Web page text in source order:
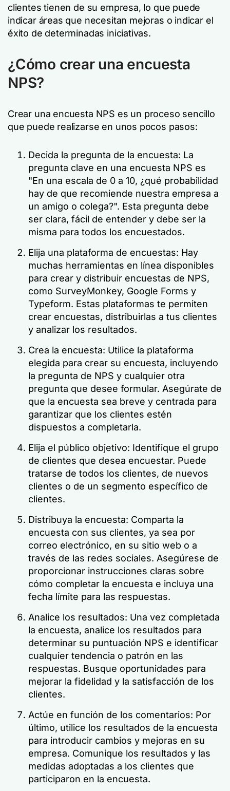
clientes tienen de su empresa, lo que puede
indicar áreas que necesitan mejoras o indicar el
éxito de determinadas iniciativas.
¿Cómo crear una encuesta
NPS?
Crear una encuesta NPS es un proceso sencillo
que puede realizarse en unos pocos pasos:
Decida la pregunta de la encuesta: La
pregunta clave en una encuesta NPS es
"En una escala de 0 a 10, ¿qué probabilidad
hay de que recomiende nuestra empresa a
un amigo o colega?". Esta pregunta debe
ser clara, fácil de entender y debe ser la
misma para todos los encuestados.
Elija una plataforma de encuestas: Hay
muchas herramientas en línea disponibles
para crear y distribuir encuestas de NPS,
como SurveyMonkey, Google Forms y
Typeform. Estas plataformas te permiten
crear encuestas, distribuirlas a tus clientes
y analizar los resultados.
Crea la encuesta: Utilice la plataforma
elegida para crear su encuesta, incluyendo
la pregunta de NPS y cualquier otra
pregunta que desee formular. Asegúrate de
que la encuesta sea breve y centrada para
garantizar que los clientes estén
dispuestos a completarla.
Elija el público objetivo: Identifique el grupo
de clientes que desea encuestar. Puede
tratarse de todos los clientes, de nuevos
clientes o de un segmento específico de
clientes.
Distribuya la encuesta: Comparta la
encuesta con sus clientes, ya sea por
correo electrónico, en su sitio web o a
través de las redes sociales. Asegúrese de
proporcionar instrucciones claras sobre
cómo completar la encuesta e incluya una
fecha límite para las respuestas.
Analice los resultados: Una vez completada
la encuesta, analice los resultados para
determinar su puntuación NPS e identificar
cualquier tendencia o patrón en las
respuestas. Busque oportunidades para
mejorar la fidelidad y la satisfacción de los
clientes.
Actúe en función de los comentarios: Por
último, utilice los resultados de la encuesta
para introducir cambios y mejoras en su
empresa. Comunique los resultados y las
medidas adoptadas a los clientes que
participaron en la encuesta.